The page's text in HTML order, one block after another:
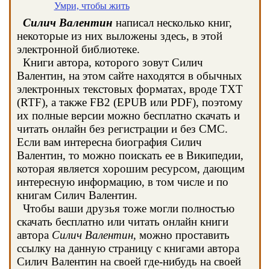
Умри, чтобы жить
Силич Валентин написал несколько книг,
некоторые из них выложены здесь, в этой
электронной библиотеке.
Книги автора, которого зовут Силич
Валентин, на этом сайте находятся в обычных
электронных текстовых форматах, вроде TXT
(RTF), а также FB2 (EPUB или PDF), поэтому
их полные версии можно бесплатно скачать и
читать онлайн без регистрации и без СМС.
Если вам интересна биография Силич
Валентин, то можно поискать ее в Википедии,
которая является хорошим ресурсом, дающим
интересную информацию, в том числе и по
книгам Силич Валентин.
Чтобы ваши друзья тоже могли полностью
скачать бесплатно или читать онлайн книги
автора Силич Валентин, можно проставить
ссылку на данную страницу с книгами автора
Силич Валентин на своей где-нибудь на своей